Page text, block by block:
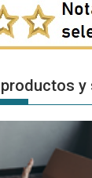
y